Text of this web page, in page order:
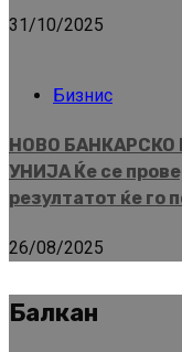
31/10/2025
Бизнис
НОВО БАНКАРСКО
УНИЈА Ќе се
резултатот ќе го
26/08/2025
Балкан